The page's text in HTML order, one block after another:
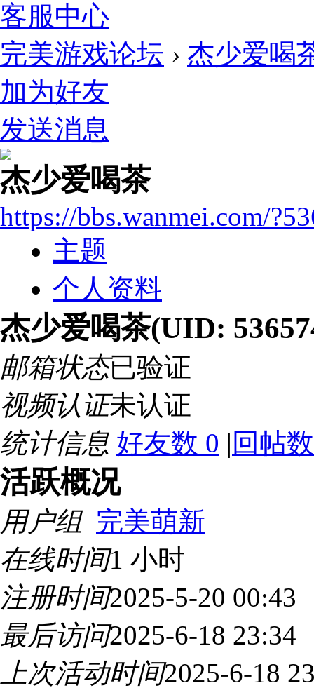
客服中心
完美游戏论坛 › 杰少爱喝
加为好友
发送消息
杰少爱喝茶
https://bbs.wanmei.com/
主题
个人资料
杰少爱喝茶(UID:
邮箱状态已验证
视频认证未认证
统计信息 好友数 0 | 回帖
活跃概况
用户组 完美萌新
在线时间1 小时
注册时间2025-5-20 00:43
最后访问2025-6-18 23:34
上次活动时间2025-6-18